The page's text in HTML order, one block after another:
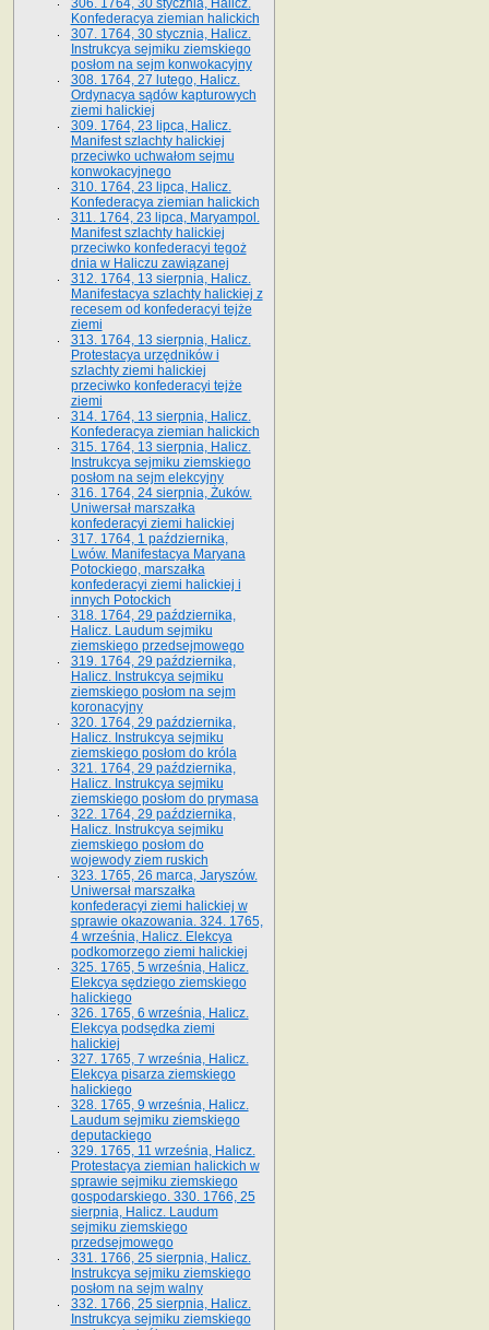
306. 1764, 30 stycznia, Halicz.
Konfederacya ziemian halickich
307. 1764, 30 stycznia, Halicz.
Instrukcya sejmiku ziemskiego
posłom na sejm konwokacyjny
308. 1764, 27 lutego, Halicz.
Ordynacya sądów kapturowych
ziemi halickiej
309. 1764, 23 lipca, Halicz.
Manifest szlachty halickiej
przeciwko uchwałom sejmu
konwokacyjnego
310. 1764, 23 lipca, Halicz.
Konfederacya ziemian halickich
311. 1764, 23 lipca, Maryampol.
Manifest szlachty halickiej
przeciwko konfederacyi tegoż
dnia w Haliczu zawiązanej
312. 1764, 13 sierpnia, Halicz.
Manifestacya szlachty halickiej z
recesem od konfederacyi tejże
ziemi
313. 1764, 13 sierpnia, Halicz.
Protestacya urzędników i
szlachty ziemi halickiej
przeciwko konfederacyi tejże
ziemi
314. 1764, 13 sierpnia, Halicz.
Konfederacya ziemian halickich
315. 1764, 13 sierpnia, Halicz.
Instrukcya sejmiku ziemskiego
posłom na sejm elekcyjny
316. 1764, 24 sierpnia, Żuków.
Uniwersał marszałka
konfederacyi ziemi halickiej
317. 1764, 1 października,
Lwów. Manifestacya Maryana
Potockiego, marszałka
konfederacyi ziemi halickiej i
innych Potockich
318. 1764, 29 października,
Halicz. Laudum sejmiku
ziemskiego przedsejmowego
319. 1764, 29 października,
Halicz. Instrukcya sejmiku
ziemskiego posłom na sejm
koronacyjny
320. 1764, 29 października,
Halicz. Instrukcya sejmiku
ziemskiego posłom do króla
321. 1764, 29 października,
Halicz. Instrukcya sejmiku
ziemskiego posłom do prymasa
322. 1764, 29 października,
Halicz. Instrukcya sejmiku
ziemskiego posłom do
wojewody ziem ruskich
323. 1765, 26 marca, Jaryszów.
Uniwersał marszałka
konfederacyi ziemi halickiej w
sprawie okazowania. 324. 1765,
4 września, Halicz. Elekcya
podkomorzego ziemi halickiej
325. 1765, 5 września, Halicz.
Elekcya sędziego ziemskiego
halickiego
326. 1765, 6 września, Halicz.
Elekcya podsędka ziemi
halickiej
327. 1765, 7 września, Halicz.
Elekcya pisarza ziemskiego
halickiego
328. 1765, 9 września, Halicz.
Laudum sejmiku ziemskiego
deputackiego
329. 1765, 11 września, Halicz.
Protestacya ziemian halickich w
sprawie sejmiku ziemskiego
gospodarskiego. 330. 1766, 25
sierpnia, Halicz. Laudum
sejmiku ziemskiego
przedsejmowego
331. 1766, 25 sierpnia, Halicz.
Instrukcya sejmiku ziemskiego
posłom na sejm walny
332. 1766, 25 sierpnia, Halicz.
Instrukcya sejmiku ziemskiego